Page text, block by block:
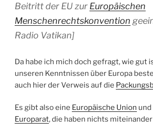
Beitritt der EU zur Europäischen
Menschenrechtskonvention
Radio Vatikan]
Da habe ich mich doch gefragt, wie gut
unseren Kenntnissen über Europa
auch hier der Verweis auf die
Es gibt also eine Europäische Union
Europarat, die haben nichts